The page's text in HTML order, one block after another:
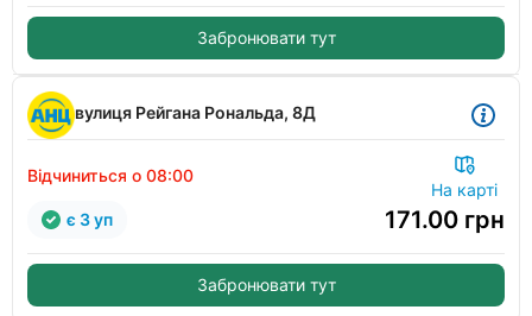
Забронювати тут
вулиця Рейгана Рональда, 8Д
Відчиниться о 08:00
На карті
171.00 грн
є 3 уп
Забронювати тут